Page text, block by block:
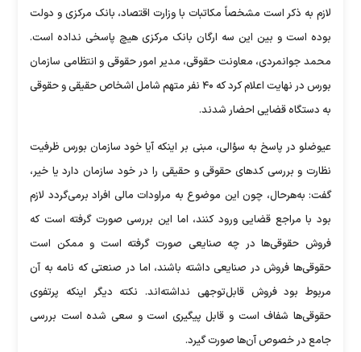
لازم به ذکر است مشخصاً مکاتبات با وزارت اقتصاد، بانک مرکزی و دولت
بوده است و بین این سه ارگان بانک مرکزی هیچ پاسخی نداده است.
محمد جوانمردی، معاونت حقوقی، مدیر امور حقوقی و انتظامی سازمان
بورس در نهایت اعلام کرد که ۴۰ نفر متهم شامل اشخاص حقیقی و حقوقی
به دستگاه قضایی احضار شدند.
عیوضلو در پاسخ به سؤالی، مبنی بر اینکه آیا خود سازمان بورس ظرفیت
نظارت و بررسی کد‌های حقوقی و حقیقی را در خود سازمان دارد یا خیر،
گفت: به‌هرحال، چون این موضوع به مراودات مالی افراد برمی‌گردد لازم
بود با مراجع قضایی ورود کنند، اما این بررسی صورت گرفته است که
فروش حقوقی‌ها در چه صنایعی صورت گرفته است و ممکن است
حقوقی‌ها فروش در صنایعی داشته باشند، اما در صنعتی که نامه به آن
مربوط بود فروش قابل‌توجهی نداشته‌اند. نکته دیگر اینکه پرتفوی
حقوقی‌ها شفاف است و قابل پیگیری است و سعی شده است بررسی
جامع در خصوص آن‌ها صورت گیرد.